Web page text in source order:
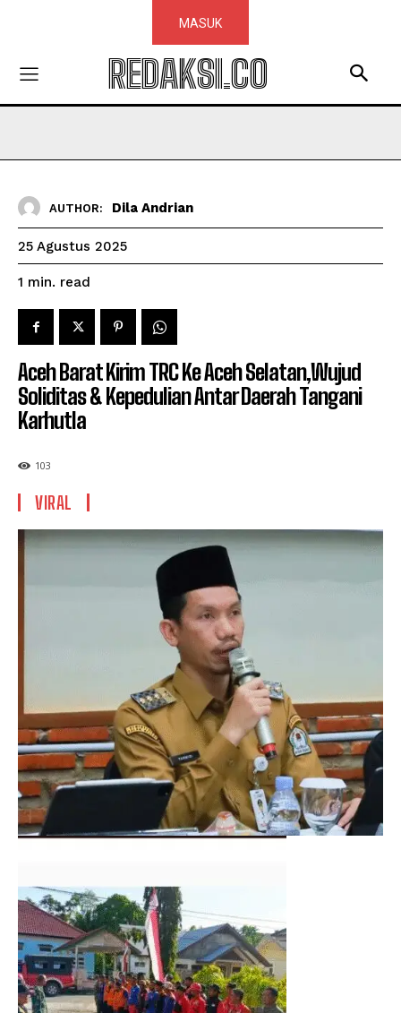
MASUK
REDAKSI.CO
AUTHOR: Dila Andrian
25 Agustus 2025
1 min. read
Aceh Barat Kirim TRC Ke Aceh Selatan,Wujud
Soliditas & Kepedulian Antar Daerah Tangani
Karhutla
103
VIRAL